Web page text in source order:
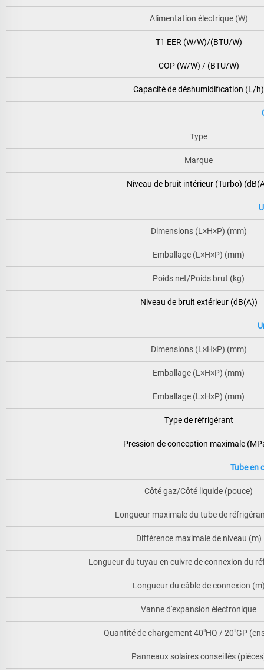
Alimentation électrique (W)
T1 EER (W/W)/(BTU/W)
COP (W/W) / (BTU/W)
Capacité de déshumidification (L/h)
Type
Marque
Niveau de bruit intérieur (Turbo)
Dimensions (L×H×P) (mm)
Emballage (L×H×P) (mm)
Poids net/Poids brut (kg)
Niveau de bruit extérieur (dB(A))
Dimensions (L×H×P) (mm)
Emballage (L×H×P) (mm)
Emballage (L×H×P) (mm)
Type de réfrigérant
Pression de conception maximale
Tube en
Côté gaz/Côté liquide (pouce)
Longueur maximale du tube de
Différence maximale de niveau (m)
Longueur du tuyau en cuivre de connexion du
Longueur du câble de connexion
Vanne d'expansion électronique
Quantité de chargement 40"HQ / 20"GP
Panneaux solaires conseillés